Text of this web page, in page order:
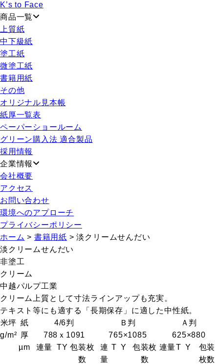
K’s to Face
商品一覧
上質紙
中下級紙
塗工紙
微塗工紙
書籍用紙
その他
オリジナル見本帳
紙厚一覧表
ペーパーショールーム
グリーン購入法 適合製品
採用情報
企業情報
会社概要
アクセス
お問い合わせ
環境へのアプローチ
プライバシーポリシー
ホーム > 書籍用紙 >淡クリームせんだい
淡クリームせんだい
非塗工
クリーム
中越パルプ工業
クリーム上質として寸法ラインアップも充実。
テキスト等にも適する「長期保存」に適した中性紙。
米坪
g/m²
紙
厚
µm
4/6判
788ｘ1091
Ｂ判
765×1085
Ａ判
625×880
連量 TY 包装枚
数
連
量
T Y
包装枚
数
連量T Y
包装
枚数